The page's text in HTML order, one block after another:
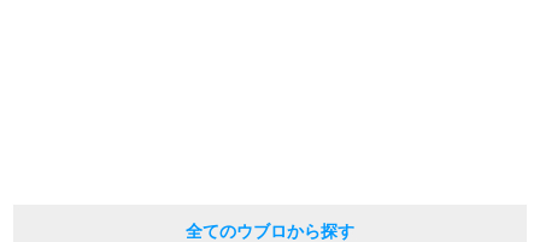
全てのウブロから探す